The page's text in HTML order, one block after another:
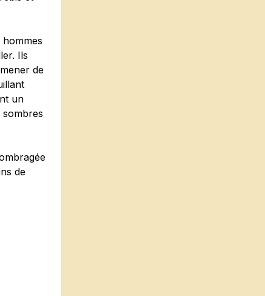
Ils
de
un
sombres
de